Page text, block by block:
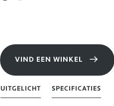
VIND EEN WINKEL
UITGELICHT SPECIFICATIES